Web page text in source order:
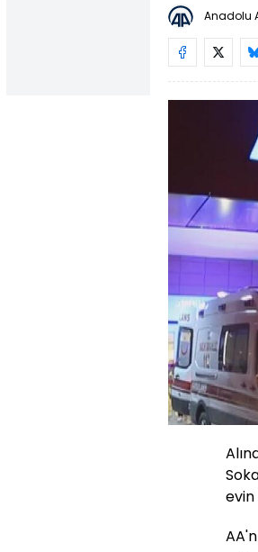
Anadolu
evin